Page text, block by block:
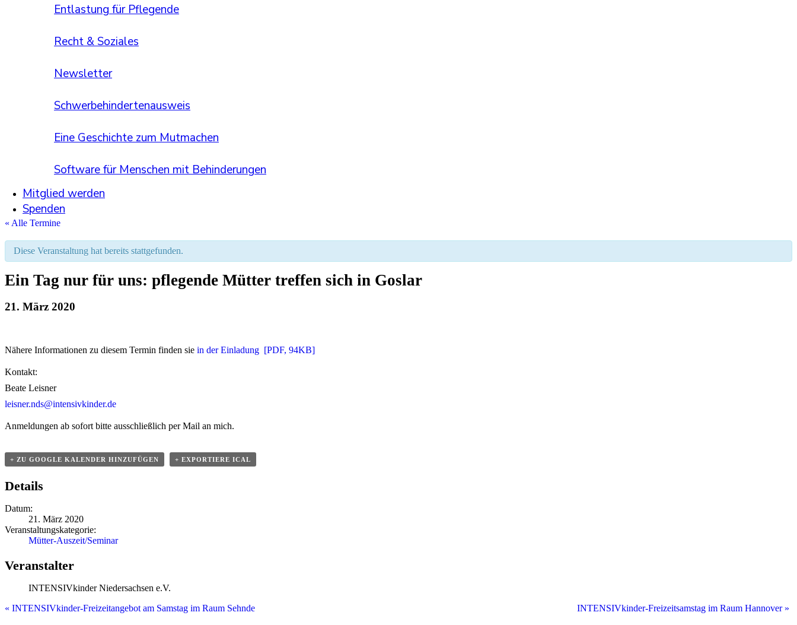
Entlastung für Pflegende
Recht & Soziales
Newsletter
Schwerbehindertenausweis
Eine Geschichte zum Mutmachen
Software für Menschen mit Behinderungen
Mitglied werden
Spenden
« Alle Termine
Diese Veran­staltung hat bereits stattgefunden.
Ein Tag nur für uns: pflegende Mütter treffen sich in Goslar
21. März 2020
Nähere Infor­ma­tionen zu diesem Termin finden sie in der Einladung [PDF, 94KB]
Kontakt:
Beate Leisner
leisner.nds@intensivkinder.de
Anmel­dungen ab sofort bitte ausschließlich per Mail an mich.
+ ZU GOOGLE KALENDER HINZU­FÜGEN + EXPOR­TIERE ICAL
Details
Datum:
21. März 2020
Veran­stal­tungs­ka­te­gorie:
Mütter-Auszei­t/­Se­minar
Veran­stalter
INTENSIVkinder Nieder­sachsen e.V.
Event
« INTENSIVkinder-Freizeit­an­gebot am Samstag im Raum Sehnde INTENSIVkinder-Freizeit­samstag im Raum Hannover »